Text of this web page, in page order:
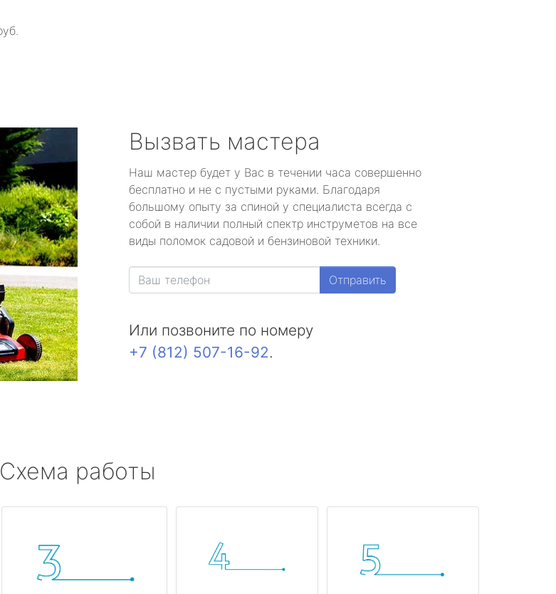
Вызвать мастера
Наш мастер будет у Вас в течении часа совершенно
бесплатно и не с пустыми руками. Благодаря
большому опыту за спиной у специалиста всегда с
собой в наличии полный спектр инструметов на все
виды поломок садовой и бензиновой техники.
Отправить
Или позвоните по номеру
+7 (812) 507-16-92.
Схема работы